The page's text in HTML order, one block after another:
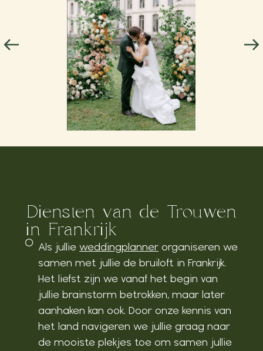
Diensten van de Trouwen
in Frankrijk
Als jullieweddingplanner organiseren we
samen met jullie de bruiloft in Frankrijk.
Het liefst zijn we vanaf het begin van
jullie brainstorm betrokken, maar later
aanhaken kan ook. Door onze kennis van
het land navigeren we jullie graag naar
de mooiste plekjes toe om samen jullie